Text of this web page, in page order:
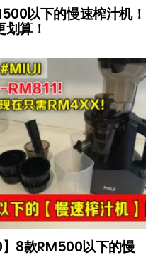
以下的慢速榨汁机！
划算！
】8款RM500以下的慢